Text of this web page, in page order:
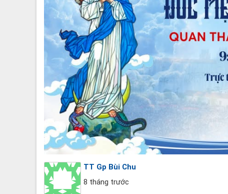
TT Gp Bùi Chu
8 tháng trước